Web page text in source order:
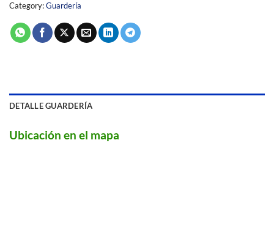
Category:Guardería
DETALLE GUARDERÍA
Ubicación en el mapa